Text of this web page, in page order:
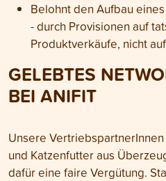
Belohnt den Aufbau
- durch Provisionen auf
Produktverkäufe, nicht
GELEBTES
BEI ANIFIT
Unsere
und Katzenfutter aus
dafür eine faire Vergütung.